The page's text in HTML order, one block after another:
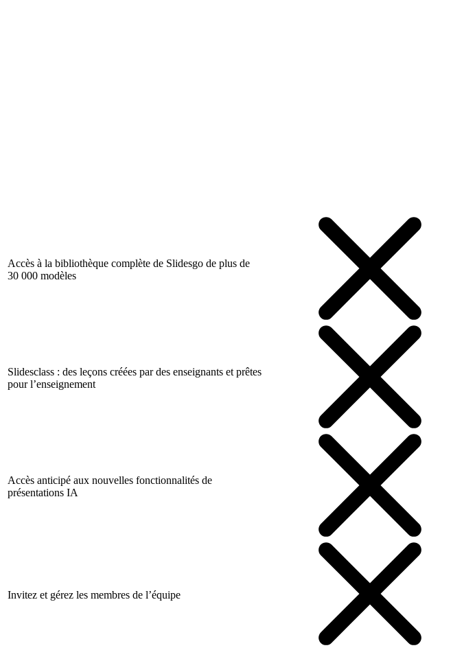
Accès à la bibliothèque complète de Slidesgo de plus de
30 000 modèles
Slidesclass : des leçons créées par des enseignants et prêtes
pour l’enseignement
Accès anticipé aux nouvelles fonctionnalités de
présentations IA
Invitez et gérez les membres de l’équipe